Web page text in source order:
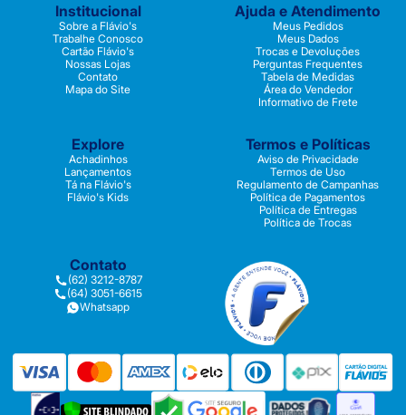
Institucional
Sobre a Flávio's
Trabalhe Conosco
Cartão Flávio's
Nossas Lojas
Contato
Mapa do Site
Ajuda e Atendimento
Meus Pedidos
Meus Dados
Trocas e Devoluções
Perguntas Frequentes
Tabela de Medidas
Área do Vendedor
Informativo de Frete
Explore
Achadinhos
Lançamentos
Tá na Flávio's
Flávio's Kids
Termos e Políticas
Aviso de Privacidade
Termos de Uso
Regulamento de Campanhas
Política de Pagamentos
Política de Entregas
Política de Trocas
Contato
(62) 3212-8787
(64) 3051-6615
Whatsapp